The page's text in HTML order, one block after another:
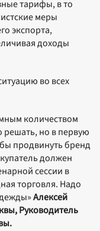
тарифы, в то
меры
экспорта,
доходы
во всех
количеством
но в первую
продвинуть бренд
должен
сессии в
торговля. Надо
Алексей
Руководитель